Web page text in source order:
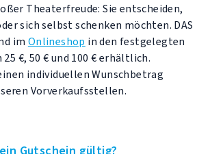
Theaterfreude: Sie entscheiden,
sich selbst schenken möchten. DAS
im Onlineshop in den festgelegten
€, 50 € und 100 € erhältlich.
individuellen Wunschbetrag
Vorverkaufsstellen.